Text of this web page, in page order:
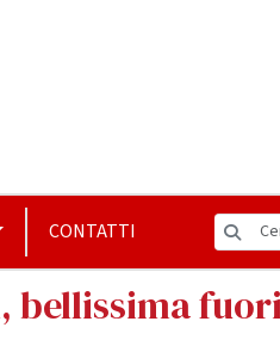
CONTATTI
bellissima